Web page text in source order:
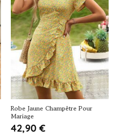
Robe Jaune Champêtre Pour
Mariage
42,90 €